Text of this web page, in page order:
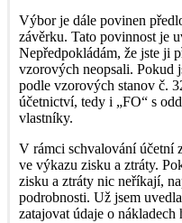
Výbor je dále povinen
závěrku. Tato povinnost je
Nepředpokládám, že jste ji
vzorových neopsali. Pokud
podle vzorových stanov č.
účetnictví, tedy i „FO“ s
vlastníky.
V rámci schvalování účetní
ve výkazu zisku a ztráty.
zisku a ztráty nic neříkají,
podrobnosti. Už jsem
zatajovat údaje o